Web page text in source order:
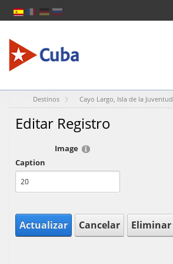
Destinos Cayo Largo, Isla de la Juventud
Editar Registro
Image
Caption
Actualizar Cancelar Eliminar